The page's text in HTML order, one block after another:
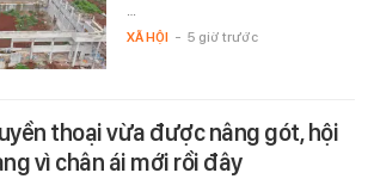
…
XÃ HỘI - 5 giờ trước
thoại vừa được nâng gót, hội
vì chân ái mới rồi đây